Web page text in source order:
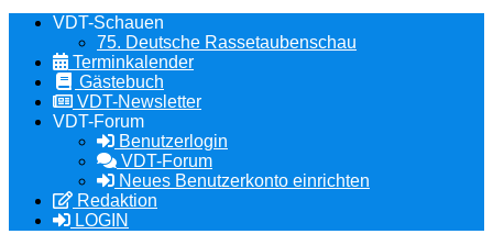
VDT-Schauen
75. Deutsche Rassetaubenschau
Terminkalender
Gästebuch
VDT-Newsletter
VDT-Forum
Benutzerlogin
VDT-Forum
Neues Benutzerkonto einrichten
Redaktion
LOGIN